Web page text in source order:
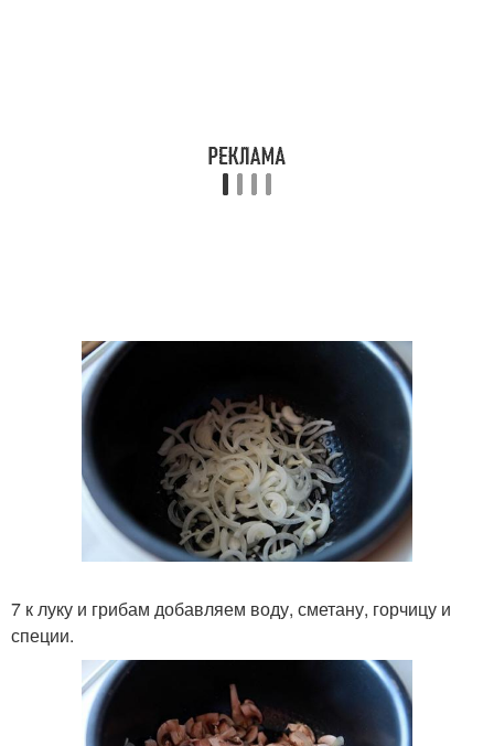
7 к луку и грибам добавляем воду, сметану, горчицу и
специи.